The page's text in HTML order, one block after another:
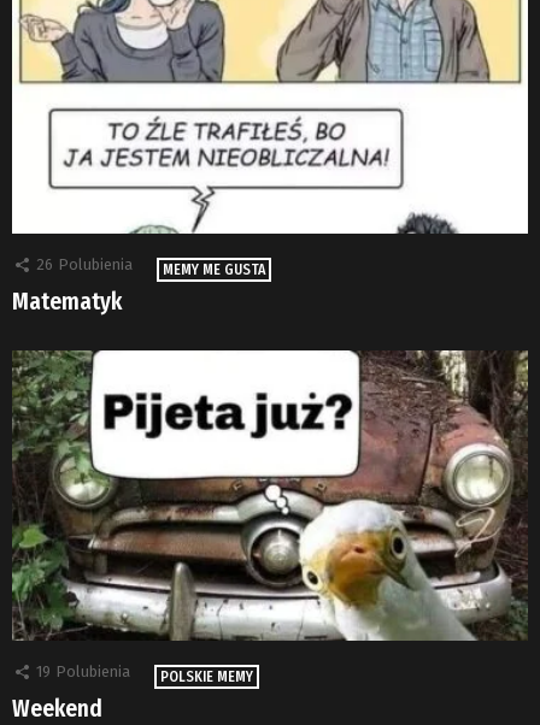
26 Polubienia MEMY ME GUSTA
Matematyk
19 Polubienia POLSKIE MEMY
Weekend